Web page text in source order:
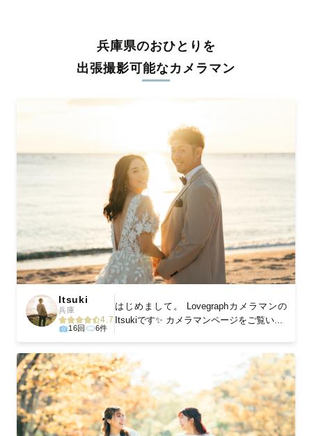
料金は全国どこでも一律。わかりやすく安心の価格設定です。オ
リジナルの研修と厳正な審査に合格し、撮影技術やホスピタリテ
ィを身につけたプロのカメラマンが全国47都道府県に在籍してい
丁寧なレタッチで思い出を美しく仕上げます
撮影後は、独自の編集技術で写真の明るさや色合いを丁寧に調
整。自然な雰囲気を残しつつも、おしゃれで洗練された仕上がり
に。きっと「こんな写真を撮ってほしかった！」と思える一枚に
出会えます。まずは、ラブグラフの撮影事例 をご覧ください。
兵庫県のおひとりを
出張撮影可能なカメラマン
Itsuki
兵庫
4.7
16回 6件
はじめまして。 Lovegraphカメラマンの
Itsukiです✨ カメラマンページをご覧い...